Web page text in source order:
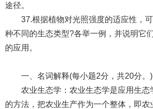
途径。
37.根据植物对光照强度的适应性，
种不同的生态类型?各举一例，并说明它
的应用。
一、名词解释(每小题2分，共20分。)
农业生态学：农业生态学是应用生态
的方法，把农业生产作为一个整体，即农